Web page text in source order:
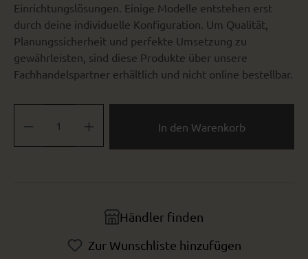
Einrichtungslösungen. Einige Modelle entstehen erst
durch deine individuelle Konfiguration. Um Qualität,
Planungssicherheit und perfekte Umsetzung zu
gewährleisten, sind diese Produkte über unsere
Fachhandelspartner erhältlich und nicht online bestellbar.
In den Warenkorb
Händler finden
Zur Wunschliste hinzufügen